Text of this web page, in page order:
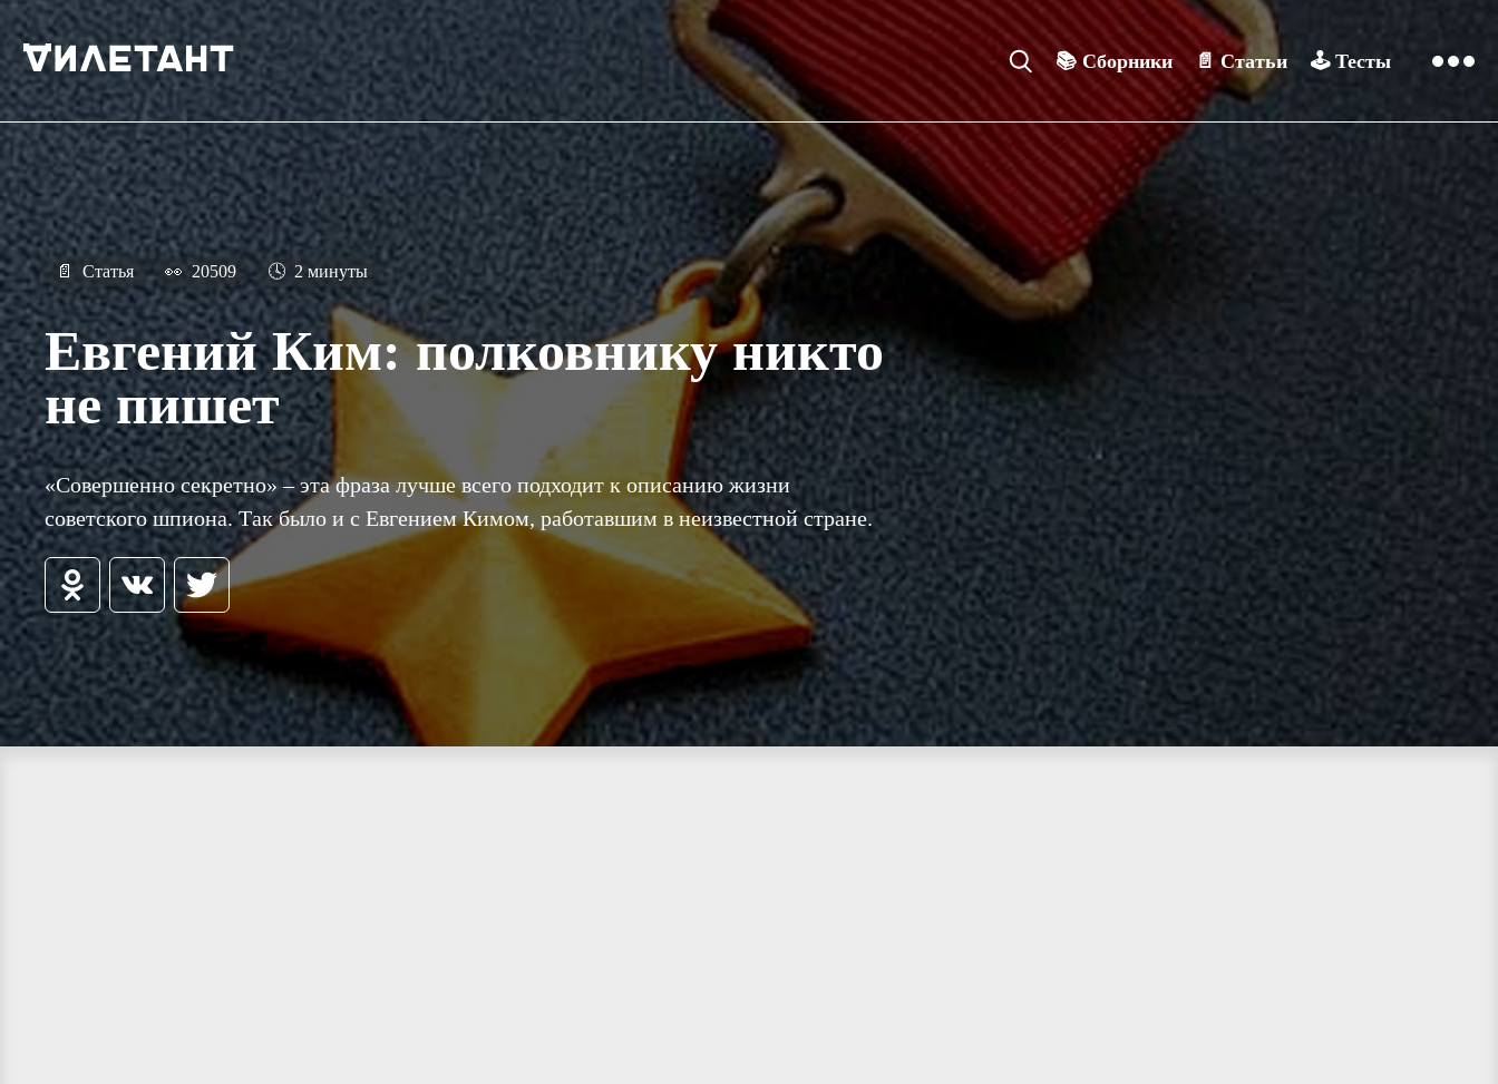
📚 Сборники 📄Статьи 🕹️ Тесты
📄 Статья 👀 20509 🕓 2 минуты
Евгений Ким: полковнику никто
не пишет
«Совершенно секретно» – эта фраза лучше всего подходит к описанию жизни
советского шпиона. Так было и с Евгением Кимом, работавшим в неизвестной стране.